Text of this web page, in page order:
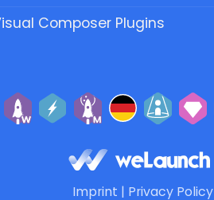
Composer Plugins
Imprint | Privacy Policy